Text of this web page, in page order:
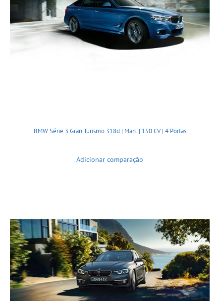
BMW Série 3 Gran Turismo 318d | Man. | 150 CV | 4 Portas
Adicionar comparação